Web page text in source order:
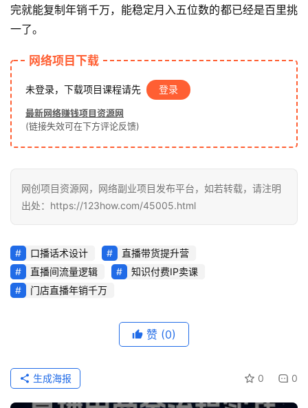
创
网
福
缘
创
完就能复制年销千万，能稳定月入五位数的都已经是百里挑
一了。
网络项目下载
未登录，下载项目课程请先 登录
最新网络赚钱项目资源网
(链接失效可在下方评论反馈)
网创项目资源网，网络副业项目发布平台，如若转载，请注明
出处：https://123how.com/45005.html
口播话术设计
直播带货提升营
直播间流量逻辑
知识付费IP卖课
门店直播年销千万
赞 (0)
0 0
生成海报